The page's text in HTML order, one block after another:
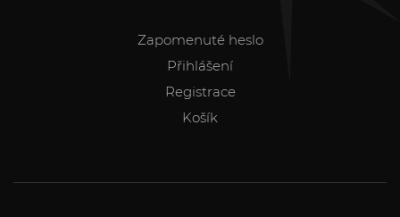
Zapomenuté heslo
Přihlášení
Registrace
Košík